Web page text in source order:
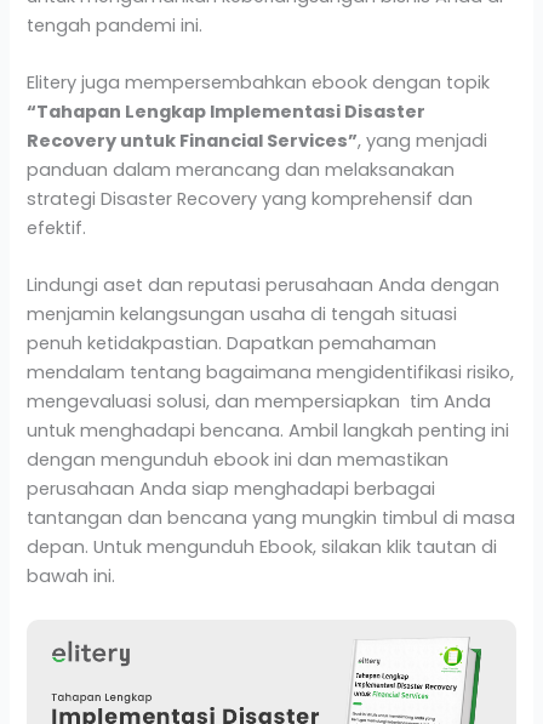
tengah pandemi ini.
Elitery juga mempersembahkan ebook dengan topik
“Tahapan Lengkap Implementasi Disaster
Recovery untuk Financial Services”, yang menjadi
panduan dalam merancang dan melaksanakan
strategi Disaster Recovery yang komprehensif dan
efektif.
Lindungi aset dan reputasi perusahaan Anda dengan
menjamin kelangsungan usaha di tengah situasi
penuh ketidakpastian. Dapatkan pemahaman
mendalam tentang bagaimana mengidentifikasi risiko,
mengevaluasi solusi, dan mempersiapkan tim Anda
untuk menghadapi bencana. Ambil langkah penting ini
dengan mengunduh ebook ini dan memastikan
perusahaan Anda siap menghadapi berbagai
tantangan dan bencana yang mungkin timbul di masa
depan. Untuk mengunduh Ebook, silakan klik tautan di
bawah ini.